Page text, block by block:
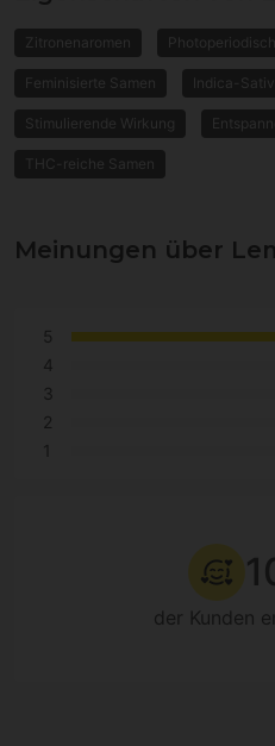
Zitronenaromen
Feminisierte Samen Indica-
Stimulierende Wirkung
THC-reiche Samen
Meinungen über
5
4
3
2
1
der Kunden